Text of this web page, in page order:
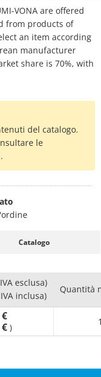
VONA are offered
from products of
an item according
manufacturer
share is 70%, with
and short
del catalogo.
le
Catalogo
esclusa)
inclusa)
Quantità
)